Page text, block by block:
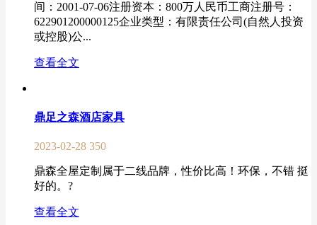
间：2001-07-06注册资本：800万人民币工商注册号：
622901200000125企业类型：有限责任公司(自然人投资
或控股)公...
查看全文
鼎足之森酒店家具
2023-02-28 350
鼎森全屋定制属于二线品牌，性价比高！环保，不错 挺
好的。?
查看全文